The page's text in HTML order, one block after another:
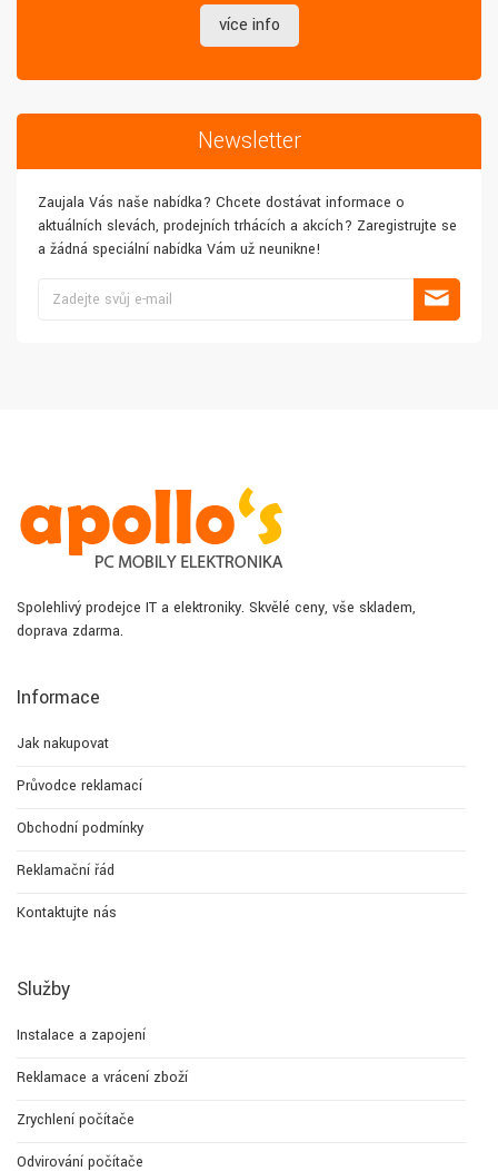
více info
Newsletter
Zaujala Vás naše nabídka? Chcete dostávat informace o
aktuálních slevách, prodejních trhácích a akcích? Zaregistrujte se
a žádná speciální nabídka Vám už neunikne!
Spolehlivý prodejce IT a elektroniky. Skvělé ceny, vše skladem,
doprava zdarma.
Informace
Jak nakupovat
Průvodce reklamací
Obchodní podmínky
Reklamační řád
Kontaktujte nás
Služby
Instalace a zapojení
Reklamace a vrácení zboží
Zrychlení počítače
Odvirování počítače